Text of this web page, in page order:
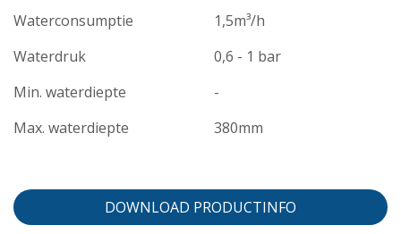
Waterconsumptie
1,5m³/h
Waterdruk
0,6 - 1 bar
Min. waterdiepte
-
Max. waterdiepte
380mm
DOWNLOAD PRODUCTINFO